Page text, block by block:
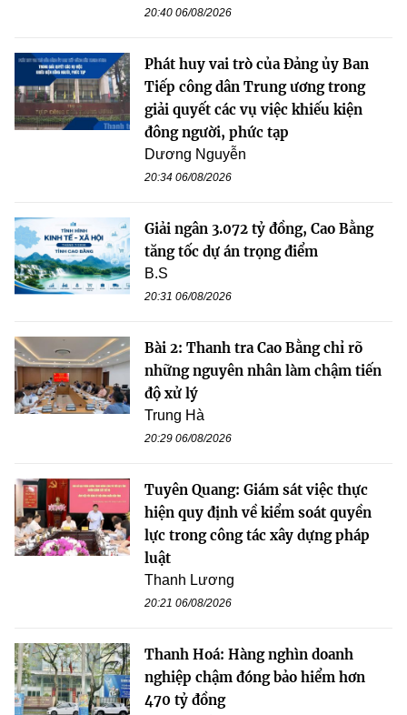
20:40 06/08/2026
Phát huy vai trò của Đảng ủy Ban
Tiếp công dân Trung ương trong
giải quyết các vụ việc khiếu kiện
đông người, phức tạp
Dương Nguyễn
20:34 06/08/2026
Giải ngân 3.072 tỷ đồng, Cao Bằng
tăng tốc dự án trọng điểm
B.S
20:31 06/08/2026
Bài 2: Thanh tra Cao Bằng chỉ rõ
những nguyên nhân làm chậm tiến
độ xử lý
Trung Hà
20:29 06/08/2026
Tuyên Quang: Giám sát việc thực
hiện quy định về kiểm soát quyền
lực trong công tác xây dựng pháp
luật
Thanh Lương
20:21 06/08/2026
Thanh Hoá: Hàng nghìn doanh
nghiệp chậm đóng bảo hiểm hơn
470 tỷ đồng